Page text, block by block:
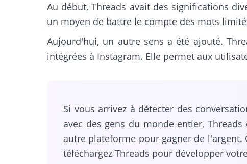
Au début, Threads avait des significations
un moyen de battre le compte des mots
Aujourd'hui, un autre sens a été ajouté.
intégrées à Instagram. Elle permet aux
Si vous arrivez à détecter des
avec des gens du monde entier,
autre plateforme pour gagner de
téléchargez Threads pour développer